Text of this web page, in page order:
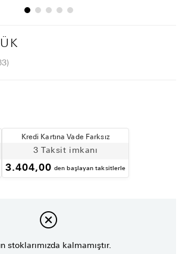
Kredi Kartına Vade Farksız
3 Taksit imkanı
3.404,00 den başlayan taksitlerle
stoklarımızda kalmamıştır.